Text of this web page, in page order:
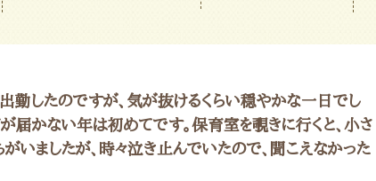
勤したのですが、気が抜けるくらい穏やかな一日でし
届かない年は初めてです。保育室を覗きに行くと、小さ
いましたが、時々泣き止んでいたので、聞こえなかった